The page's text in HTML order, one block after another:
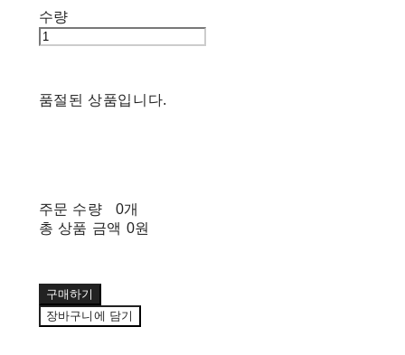
수량
품절된 상품입니다.
주문 수량
0개
총 상품 금액 0원
구매하기
장바구니에 담기